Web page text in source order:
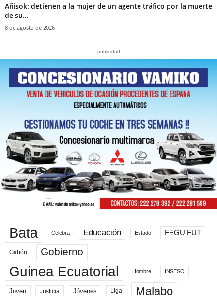
Añisok: detienen a la mujer de un agente tráfico por la muerte
de su...
8 de agosto de 2026
publicidad
Bata Celebra Educación Estado FEGUIFUT
Gabón Gobierno
Guinea Ecuatorial Hombre INSESO
Joven Justicia Jóvenes Liga Malabo